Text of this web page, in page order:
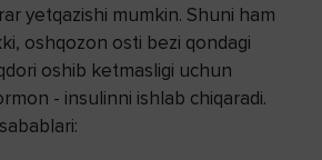
yetqazishi mumkin. Shuni ham
oshqozon osti bezi qondagi
oshib ketmasligi uchun
- insulinni ishlab chiqaradi.